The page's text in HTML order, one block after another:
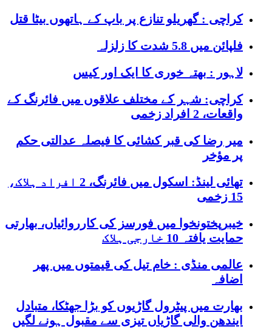
کراچی : گھریلو تنازع پر باپ کے ہاتھوں بیٹا قتل
فلپائن میں 5.8 شدت کا زلزلہ
لاہور : بھتہ خوری کا ایک اور کیس
کراچی: شہر کے مختلف علاقوں میں فائرنگ کے
واقعات، 2 افراد زخمی
میر رضا کی قبر کشائی کا فیصلہ عدالتی حکم
پر مؤخر
تھائی لینڈ: اسکول میں فائرنگ، 2 افراد ہلاک،
15 زخمی
خیبرپختونخوا میں فورسز کی کارروائیاں، بھارتی
حمایت یافتہ 10 خارجی ہلاک
عالمی منڈی : خام تیل کی قیمتوں میں پھر
اضافہ
بھارت میں پیٹرول گاڑیوں کو بڑا جھٹکا، متبادل
ایندھن والی گاڑیاں تیزی سے مقبول ہونے لگیں